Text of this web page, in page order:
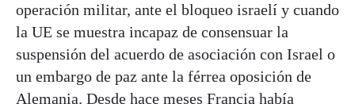
operación militar, ante el bloqueo israelí y cuando
la UE se muestra incapaz de consensuar la
suspensión del acuerdo de asociación con Israel o
un embargo de paz ante la férrea oposición de
Alemania. Desde hace meses Francia había